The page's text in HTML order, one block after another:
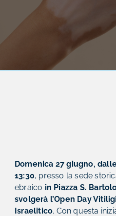
Domenica 27 giugno,
13:30, presso la sede
ebraico in Piazza S.
svolgerà l’Open Day
Israelitico. Con questa